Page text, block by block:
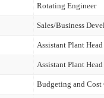
Rotating Engineer
Sales/Business
Assistant Plant Head
Assistant Plant Head
Budgeting and Cost